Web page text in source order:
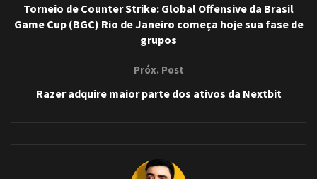
Torneio de Counter Strike: Global Offensive da Brasil
Game Cup (BGC) Rio de Janeiro começa hoje sua fase de
grupos
Próx. Post
Razer adquire maior parte dos ativos da Nextbit